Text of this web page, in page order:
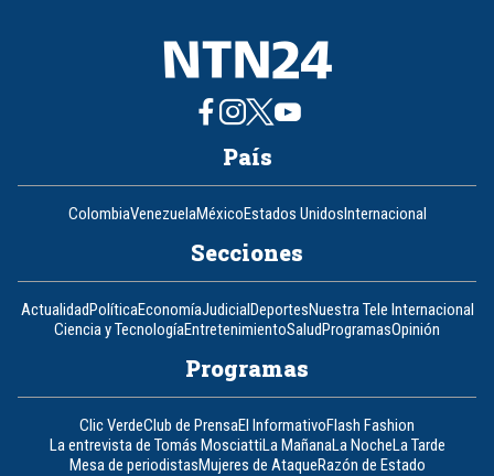
País
ColombiaVenezuelaMéxicoEstados UnidosInternacional
Secciones
ActualidadPolíticaEconomíaJudicialDeportesNuestra Tele Internacional
Ciencia y TecnologíaEntretenimientoSaludProgramasOpinión
Programas
Clic VerdeClub de PrensaEl InformativoFlash Fashion
La entrevista de Tomás MosciattiLa MañanaLa NocheLa Tarde
Mesa de periodistasMujeres de AtaqueRazón de Estado